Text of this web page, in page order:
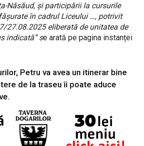
Năsăud, şi participării la cursurile
în cadrul Liceului …, potrivit
27.08.2025 eliberată de unitatea de
indicată” se arată pe pagina instanței
Petru va avea un itinerar bine
de la traseu îi poate aduce